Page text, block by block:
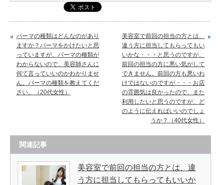
パーマの種類はどんなのがあり
ますか？パーマをかけたいと思
っていますが、パーマの種類が
わからないので、美容師さんに
何て言っていいのかわかりませ
ん。パーマの種類を教えてくだ
さい。（20代女性）
美容室で前回の担当の方とは、
違う方に担当してもらってもい
いかな・・・と思うのですが、
前回の担当の方に悪い気がして
できません。前回の方も悪いわ
けではないのですが・・・お店
の雰囲気は良かったので、また
利用したいと思うのですが、ど
のように伝えればいいのでしょ
うか？（40代女性）
関連記事
美容室で前回の担当の方とは、違
う方に担当してもらってもいいか